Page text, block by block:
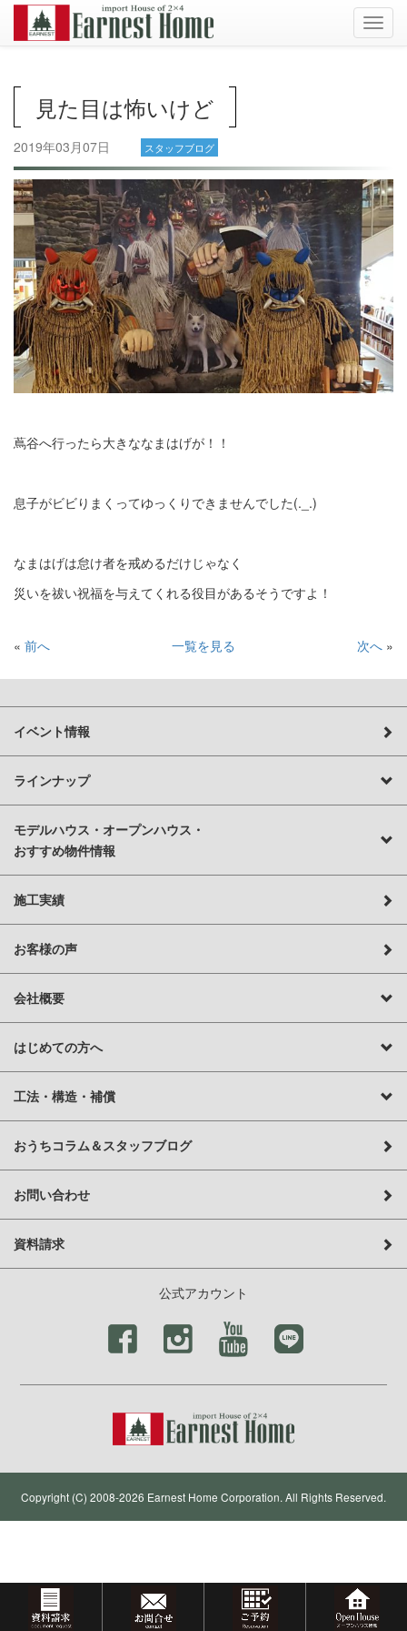
見た目は怖いけど
2019年03月07日 スタッフブログ
蔦谷へ行ったら大きななまはげが！！
息子がビビりまくってゆっくりできませんでした(._.)
なまはげは怠け者を戒めるだけじゃなく
災いを祓い祝福を与えてくれる役目があるそうですよ！
« 前へ 一覧を見る 次へ »
イベント情報
ラインナップ
モデルハウス・オープンハウス・
おすすめ物件情報
施工実績
お客様の声
会社概要
はじめての方へ
工法・構造・補償
おうちコラム＆スタッフブログ
お問い合わせ
資料請求
公式アカウント
Copyright (C) 2008-2026 Earnest Home Corporation. All Rights Reserved.